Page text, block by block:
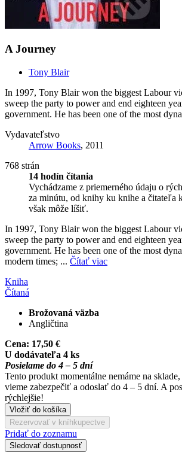
A Journey
Tony Blair
In 1997, Tony Blair won the biggest Labour
sweep the party to power and end eighteen
government. He has been one of the most
Vydavateľstvo
Arrow Books, 2011
768 strán
14 hodín čítania
Vychádzame z priemerného údaju o
za minútu, od knihy ku knihe a čitateľa
však môže líšiť.
In 1997, Tony Blair won the biggest Labour
sweep the party to power and end eighteen
government. He has been one of the most
modern times; ... Čítať viac
Kniha
Čítaná
Brožovaná väzba
Angličtina
Cena: 17,50 €
U dodávateľa 4 ks
Posielame do 4 – 5 dní
Tento produkt momentálne nemáme na
vieme zabezpečiť a odoslať do 4 – 5 dní. A
rýchlejšie!
Vložiť do košíka
Rezervovať v kníhkupectve
Pridať do zoznamu
Sledovať dostupnosť